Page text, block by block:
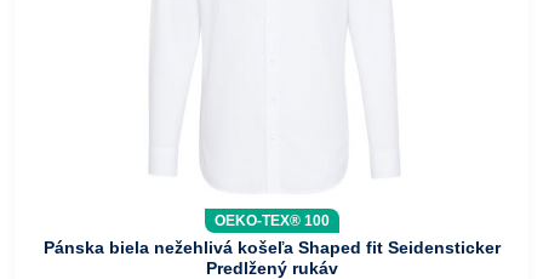
OEKO-TEX® 100
Pánska biela nežehlivá košeľa Shaped fit Seidensticker
Predlžený rukáv